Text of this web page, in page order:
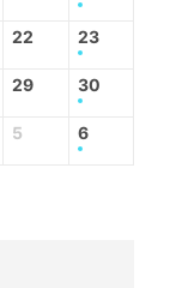
22 23
29 30
5 6